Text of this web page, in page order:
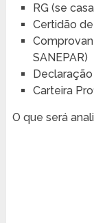
RG (se
Certidão
SANEPAR)
Carteira
O que será